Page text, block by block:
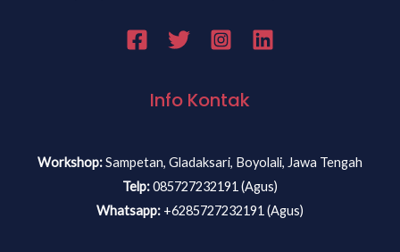
Info Kontak
Workshop:Sampetan, Gladaksari, Boyolali, Jawa Tengah
Telp:085727232191 (Agus)
Whatsapp: +6285727232191 (Agus)